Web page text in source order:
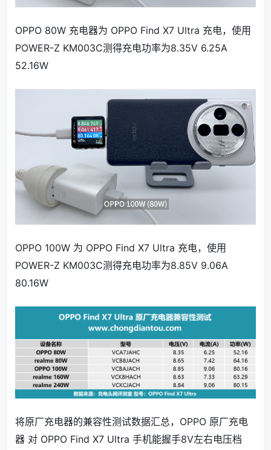
OPPO 80W 充电器为 OPPO Find X7 Ultra 充电，使用
POWER-Z KM003C测得充电功率为8.35V 6.25A
52.16W
OPPO 100W 为 OPPO Find X7 Ultra 充电，使用
POWER-Z KM003C测得充电功率为8.85V 9.06A
80.16W
将原厂充电器的兼容性测试数据汇总，OPPO 原厂充电
器 对 OPPO Find X7 Ultra 手机能握手8V左右电压档